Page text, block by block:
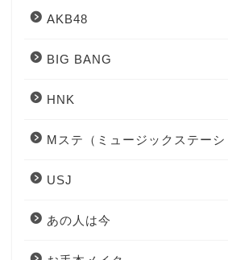
AKB48
BIG BANG
HNK
Mステ（ミュージックステーシ
USJ
あの人は今